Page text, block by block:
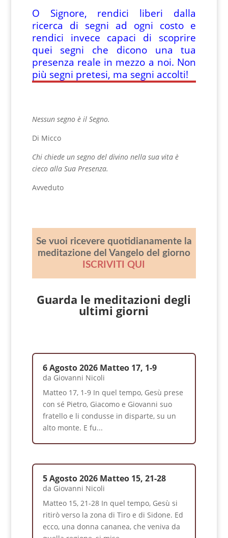
O Signore, rendici liberi dalla
ricerca di segni ad ogni costo e
rendici invece capaci di scoprire
quei segni che dicono una tua
presenza reale in mezzo a noi. Non
più segni pretesi, ma segni accolti!
Nessun segno è il Segno.
Di Micco
Chi chiede un segno del divino nella sua vita è
cieco alla Sua Presenza.
Avveduto
Se vuoi ricevere quotidianamente la
meditazione del Vangelo del giorno
ISCRIVITI QUI
Guarda le meditazioni degli
ultimi giorni
6 Agosto 2026 Matteo 17, 1-9
da Giovanni Nicoli
Matteo 17, 1-9 In quel tempo, Gesù prese
con sé Pietro, Giacomo e Giovanni suo
fratello e li condusse in disparte, su un
alto monte. E fu...
5 Agosto 2026 Matteo 15, 21-28
da Giovanni Nicoli
Matteo 15, 21-28 In quel tempo, Gesù si
ritirò verso la zona di Tiro e di Sidone. Ed
ecco, una donna cananea, che veniva da